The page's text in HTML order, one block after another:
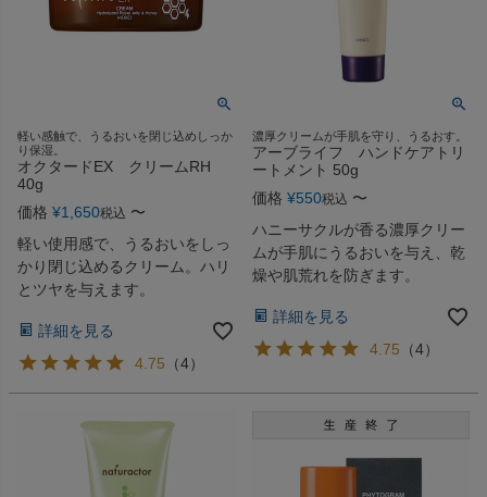
軽い感触で、うるおいを閉じ込めしっか
り保湿。
オクタードEX クリームRH
40g
価格 ¥1,650税込 〜
軽い使用感で、うるおいをしっ
かり閉じ込めるクリーム。ハリ
とツヤを与えます。
詳細を見る
4.75 （4）
濃厚クリームが手肌を守り、うるおす。
アーブライフ ハンドケアトリ
ートメント 50g
価格 ¥550税込 〜
ハニーサクルが香る濃厚クリー
ムが手肌にうるおいを与え、乾
燥や肌荒れを防ぎます。
詳細を見る
4.75 （4）